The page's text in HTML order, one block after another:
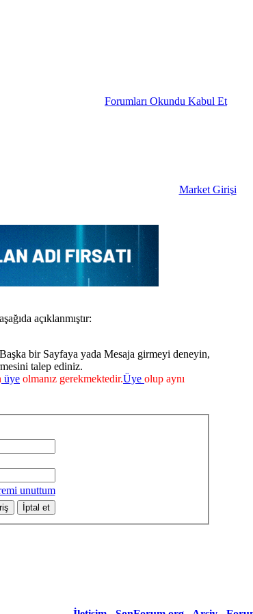
Forumları Okundu Kabul Et
Market Girişi
açıklanmıştır:
bir Sayfaya yada Mesaja girmeyi deneyin,
talep ediniz.
üye olmanız gerekmektedir.Üye olup aynı
unuttum